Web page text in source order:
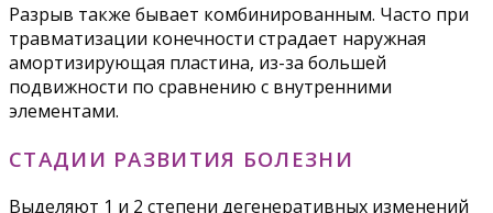
Разрыв также бывает комбинированным. Часто при
травматизации конечности страдает наружная
амортизирующая пластина, из-за большей
подвижности по сравнению с внутренними
элементами.
СТАДИИ РАЗВИТИЯ БОЛЕЗНИ
Выделяют 1 и 2 степени дегенеративных изменений